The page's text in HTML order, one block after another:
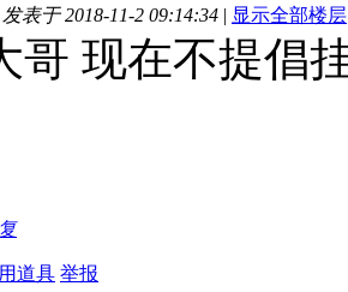
发表于 2018-11-2 09:14:34 | 显示全部楼层
哥 现在不提倡
道具 举报